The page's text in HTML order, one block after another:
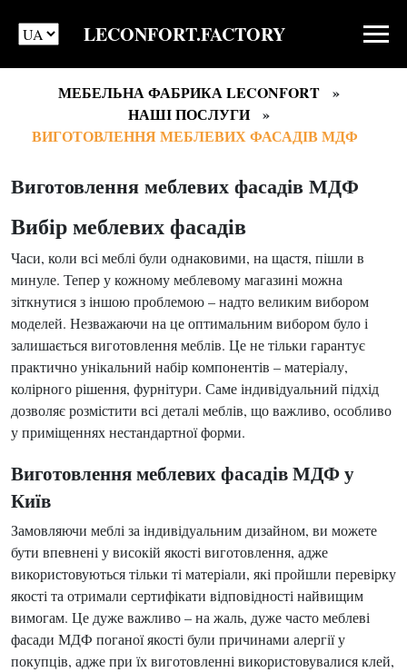
LECONFORT.FACTORY
МЕБЕЛЬНА ФАБРИКА LECONFORT
НАШІ ПОСЛУГИ
ВИГОТОВЛЕННЯ МЕБЛЕВИХ ФАСАДІВ МДФ
Виготовлення меблевих фасадів МДФ
Вибір меблевих фасадів
Часи, коли всі меблі були однаковими, на щастя, пішли в
минуле. Тепер у кожному меблевому магазині можна
зіткнутися з іншою проблемою – надто великим вибором
моделей. Незважаючи на це оптимальним вибором було і
залишається виготовлення меблів. Це не тільки гарантує
практично унікальний набір компонентів – матеріалу,
колірного рішення, фурнітури. Саме індивідуальний підхід
дозволяє розмістити всі деталі меблів, що важливо, особливо
у приміщеннях нестандартної форми.
Виготовлення меблевих фасадів МДФ у
Київ
Замовляючи меблі за індивідуальним дизайном, ви можете
бути впевнені у високій якості виготовлення, адже
використовуються тільки ті матеріали, які пройшли перевірку
якості та отримали сертифікати відповідності найвищим
вимогам. Це дуже важливо – на жаль, дуже часто меблеві
фасади МДФ поганої якості були причинами алергії у
покупців, адже при їх виготовленні використовувалися клей,